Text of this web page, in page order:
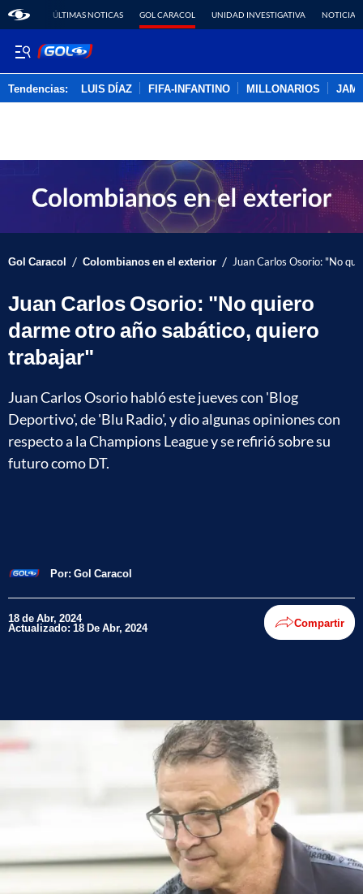
ÚLTIMAS NOTICAS GOL CARACOL UNIDAD INVESTIGATIVA NOTICIAS
Tendencias: LUIS DÍAZ FIFA-INFANTINO MILLONARIOS
Gol Caracol / Colombianos en el exterior / Juan Carlos Osorio: "No
Juan Carlos Osorio: "No quiero
darme otro año sabático, quiero
trabajar"
Juan Carlos Osorio habló este jueves con 'Blog
Deportivo', de 'Blu Radio', y dio algunas opiniones con
respecto a la Champions League y se refirió sobre su
futuro como DT.
Por: Gol Caracol
18 de Abr, 2024
Actualizado: 18 De Abr, 2024 Compartir